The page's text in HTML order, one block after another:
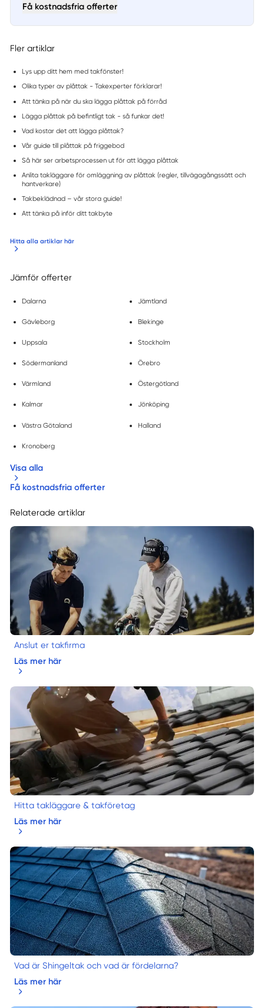
Få kostnadsfria offerter
Fler artiklar
Lys upp ditt hem med takfönster!
Olika typer av plåttak - Takexperter förklarar!
Att tänka på när du ska lägga plåttak på förråd
Lägga plåttak på befintligt tak - så funkar det!
Vad kostar det att lägga plåttak?
Vår guide till plåttak på friggebod
Så här ser arbetsprocessen ut för att lägga plåttak
Anlita takläggare för omläggning av plåttak (regler, tillvägagångssätt och
hantverkare)
Takbeklädnad – vår stora guide!
Att tänka på inför ditt takbyte
Hitta alla artiklar här
Jämför offerter
Dalarna Jämtland
Gävleborg Blekinge
Uppsala Stockholm
Södermanland Örebro
Värmland Östergötland
Kalmar Jönköping
Västra Götaland Halland
Kronoberg
Visa alla
Få kostnadsfria offerter
Relaterade artiklar
Anslut er takfirma
Läs mer här
Hitta takläggare & takföretag
Läs mer här
Vad är Shingeltak och vad är fördelarna?
Läs mer här